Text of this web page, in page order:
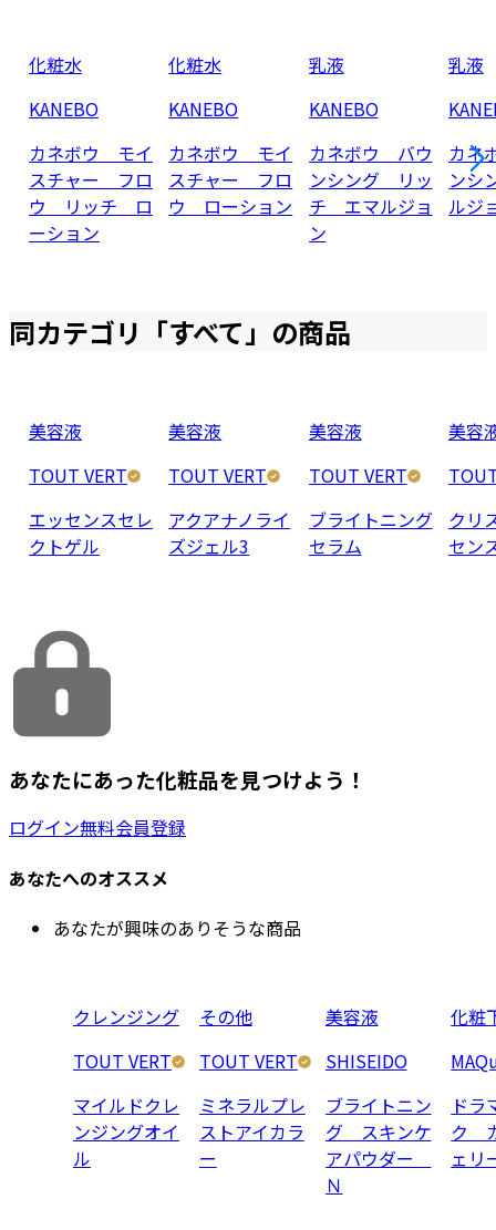
化粧水
KANEBO
カネボウ モイ
スチャー フロ
ウ リッチ ロ
ーション
化粧水
KANEBO
カネボウ モイ
スチャー フロ
ウ ローション
乳液
KANEBO
カネボウ バウ
ンシング リッ
チ エマルジョ
ン
乳液
カネ
ンシ
ルジ
同カテゴリ「すべて」の商品
美容液
TOUT VERT
エッセンスセレ
クトゲル
美容液
TOUT VERT
アクアナノライ
ズジェル3
美容液
TOUT VERT
ブライトニング
セラム
美容
クリ
セン
あなたにあった化粧品を見つけよう！
ログイン無料会員登録
あなたへのオススメ
あなたが興味のありそうな商品
クレンジング
TOUT VERT
マイルドクレ
ンジングオイ
ル
その他
TOUT VERT
ミネラルプレ
ストアイカラ
ー
美容液
SHISEIDO
ブライトニン
グ スキンケ
アパウダー
Ｎ
化粧
ドラ
ク
ェ